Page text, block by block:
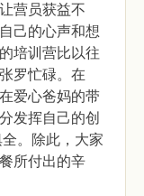
营员获益不
己的心声和想
培训营比以往
罗忙碌。在
爱心爸妈的带
发挥自己的创
。除此，大家
所付出的辛